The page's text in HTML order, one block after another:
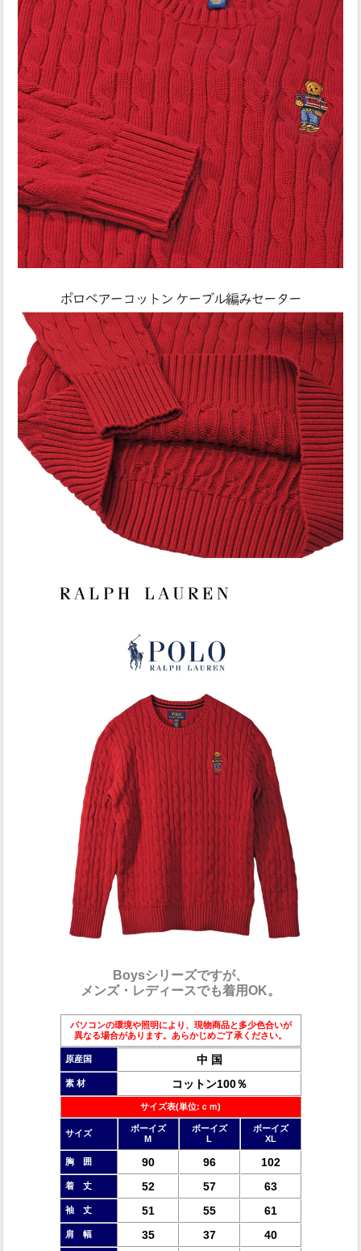
Boysシリーズですが、
メンズ・レディースでも着用OK。
パソコンの環境や照明により、現物商品と多少色合いが
異なる場合があります。あらかじめご了承ください。
原産国 中 国
素 材 コットン100％
サイズ表(単位:ｃｍ)
サイズ
ボーイズ
M
ボーイズ
L
ボーイズ
XL
胸 囲 90 96 102
着 丈 52 57 63
袖 丈 51 55 61
肩 幅 35 37 40